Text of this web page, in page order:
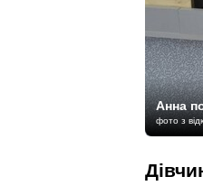
Анна
фото з